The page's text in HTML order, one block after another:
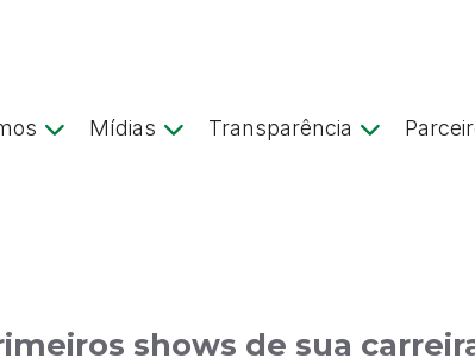
Mídias Transparência
shows de sua